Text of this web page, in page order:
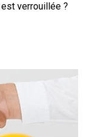
verrouillée ?